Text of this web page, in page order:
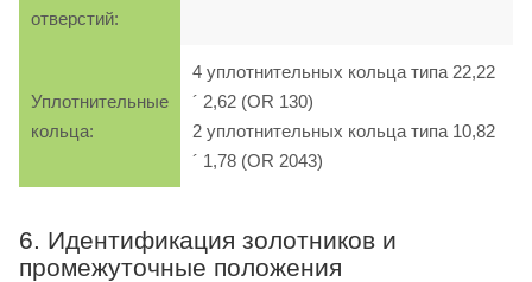
отверстий:
Уплотнительные
кольца:
4 уплотнительных кольца типа 22,22
´ 2,62 (OR 130)
2 уплотнительных кольца типа 10,82
´ 1,78 (OR 2043)
6. Идентификация золотников и
промежуточные положения